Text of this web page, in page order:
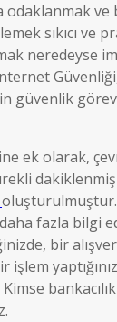
ve
sıkıcı ve
neredeyse
güvenlik
ek olarak,
fazla bilgi
bir
işlem